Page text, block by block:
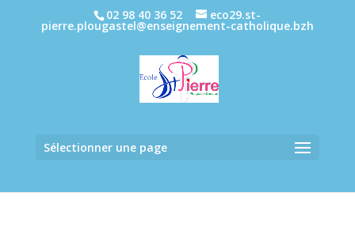
02 98 40 36 52 eco29.st-
pierre.plougastel@enseignement-catholique.bzh
Sélectionner une page